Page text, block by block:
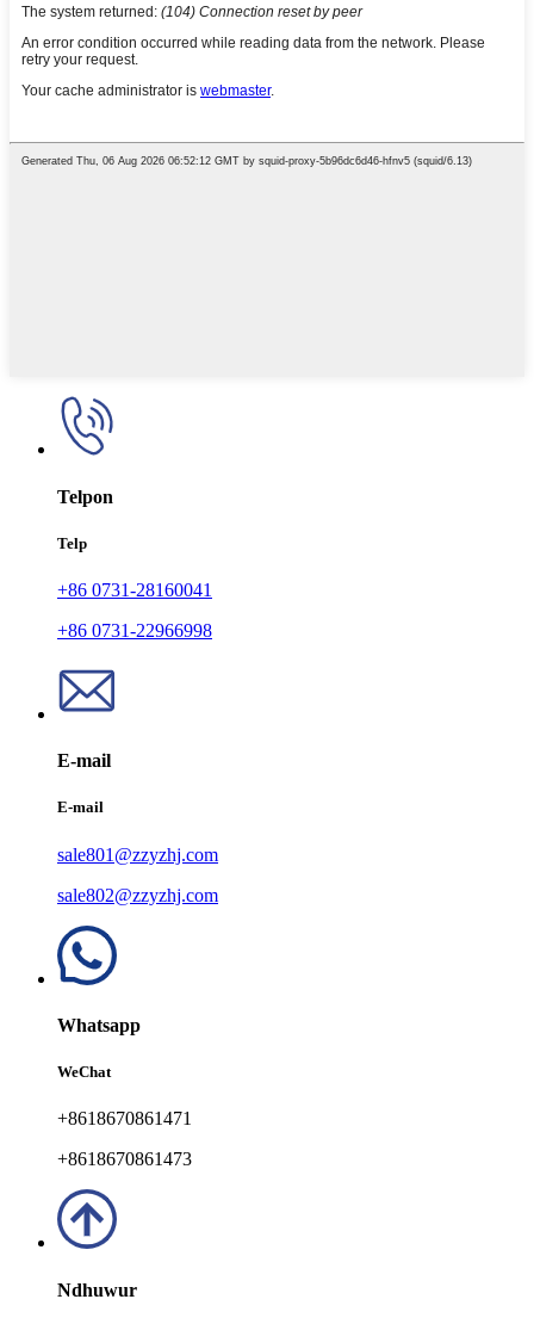
Telpon
Telp
+86 0731-28160041
+86 0731-22966998
E-mail
E-mail
sale801@zzyzhj.com
sale802@zzyzhj.com
Whatsapp
WeChat
+8618670861471
+8618670861473
Ndhuwur